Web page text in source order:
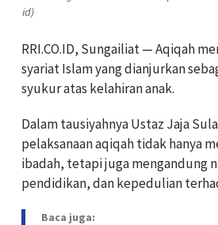
id)
RRI.CO.ID, Sungailiat — Aqiqah
syariat Islam yang dianjurkan
syukur atas kelahiran anak.
Dalam tausiyahnya Ustaz Jaja
pelaksanaan aqiqah tidak hanya
ibadah, tetapi juga mengandung
pendidikan, dan kepedulian
Baca juga: